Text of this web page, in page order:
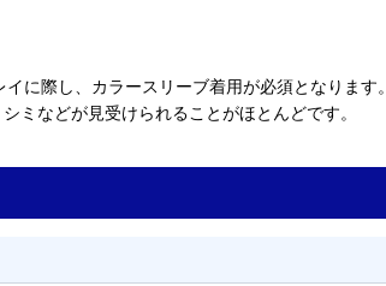
に際し、カラースリーブ着用が必須となります。
ミなどが見受けられることがほとんどです。